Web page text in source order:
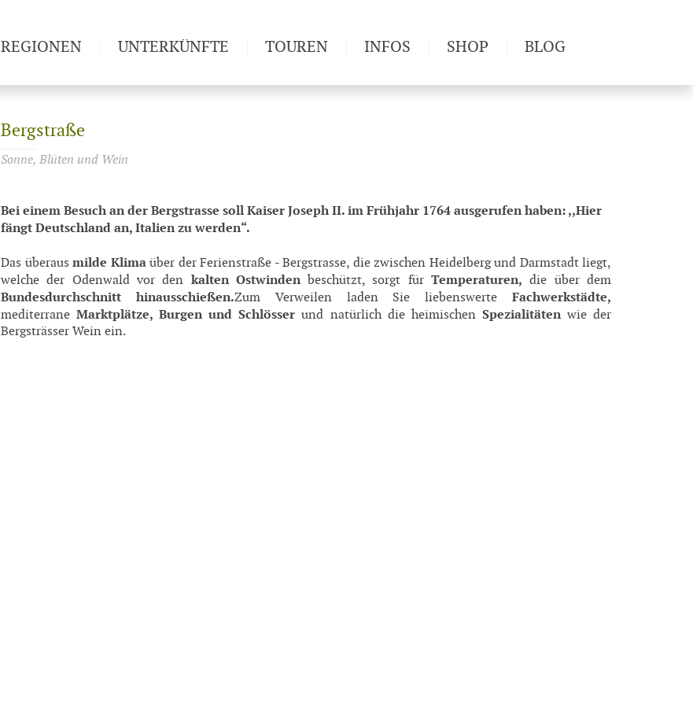
Bergstraße
Sonne, Blüten und Wein
Bei einem Besuch an der Bergstrasse soll Kaiser Joseph II. im Frühjahr 1764 ausgerufen haben: ,,Hier
fängt Deutschland an, Italien zu werden“.
Das überaus milde Klimaüber der Ferienstraße - Bergstrasse, die zwischen Heidelberg und Darmstadt liegt,
welche der Odenwald vor den kalten Ostwindenbeschützt, sorgt fürTemperaturen, die über dem
Bundesdurchschnitt hinausschießen.Zum Verweilen laden Sie liebenswerteFachwerkstädte,
mediterraneMarktplätze, Burgen und Schlösser und natürlich die heimischen Spezialitätenwie der
Bergsträsser Wein ein.
REGIONEN UNTERKÜNFTE TOUREN INFOS
Newsletter
SHOP BLOG